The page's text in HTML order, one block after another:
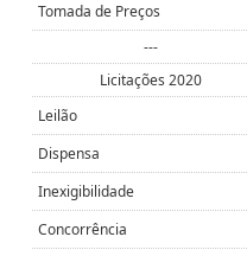
Tomada de Preços
---
Licitações 2020
Leilão
Dispensa
Inexigibilidade
Concorrência